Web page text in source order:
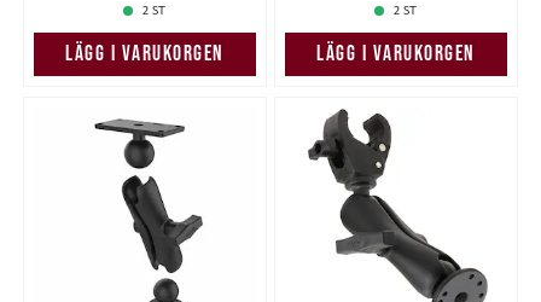
2 ST
LÄGG I VARUKORGEN
2 ST
LÄGG I VARUKORGEN